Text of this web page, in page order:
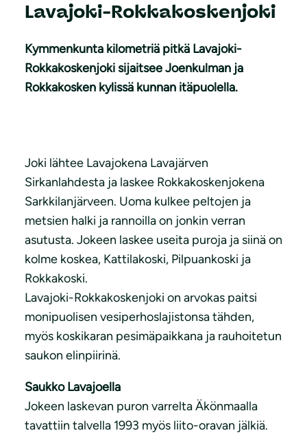
Lavajoki-Rokkakoskenjoki
Kymmenkunta kilometriä pitkä Lavajoki-
Rokkakoskenjoki sijaitsee Joenkulman ja
Rokkakosken kylissä kunnan itäpuolella.
Joki lähtee Lavajokena Lavajärven
Sirkanlahdesta ja laskee Rokkakoskenjokena
Sarkkilanjärveen. Uoma kulkee peltojen ja
metsien halki ja rannoilla on jonkin verran
asutusta. Jokeen laskee useita puroja ja siinä on
kolme koskea, Kattilakoski, Pilpuankoski ja
Rokkakoski.
Lavajoki-Rokkakoskenjoki on arvokas paitsi
monipuolisen vesiperhoslajistonsa tähden,
myös koskikaran pesimäpaikkana ja rauhoitetun
saukon elinpiirinä.
Saukko Lavajoella
Jokeen laskevan puron varrelta Äkönmaalla
tavattiin talvella 1993 myös liito-oravan jälkiä.